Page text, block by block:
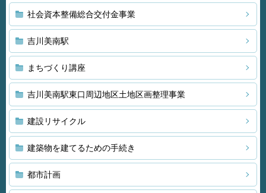
社会資本整備総合交付金事業
吉川美南駅
まちづくり講座
吉川美南駅東口周辺地区土地区画整理事業
建設リサイクル
建築物を建てるための手続き
都市計画